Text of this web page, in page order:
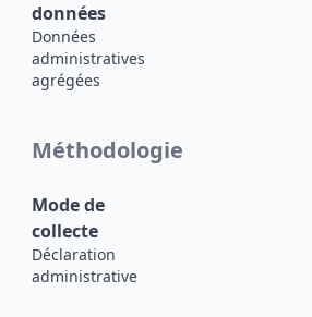
données
Données
administratives
agrégées
Méthodologie
Mode de
collecte
Déclaration
administrative